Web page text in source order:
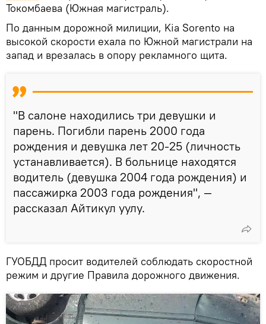
Токомбаева (Южная магистраль).
По данным дорожной милиции, Kia Sorento на
высокой скорости ехала по Южной магистрали на
запад и врезалась в опору рекламного щита.
"В салоне находились три девушки и
парень. Погибли парень 2000 года
рождения и девушка лет 20-25 (личность
устанавливается). В больнице находятся
водитель (девушка 2004 года рождения) и
пассажирка 2003 года рождения", —
рассказал Айтикул уулу.
ГУОБДД просит водителей соблюдать скоростной
режим и другие Правила дорожного движения.